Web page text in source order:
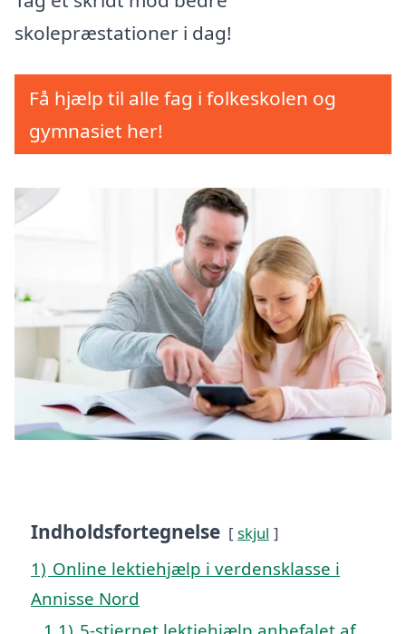
skolepræstationer i dag!
Få hjælp til alle fag i folkeskolen og
gymnasiet her!
Indholdsfortegnelse skjul
1) Online lektiehjælp i verdensklasse i
Annisse Nord